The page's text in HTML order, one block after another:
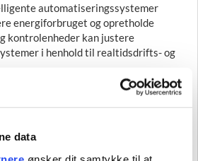
data
automatiseringssystemer
energiforbruget og opretholde
kontrolenheder kan justere
i henhold til realtidsdrifts- og
situation skal forskning i
udvikling af målesystemer til
brug af forskellige trådløse